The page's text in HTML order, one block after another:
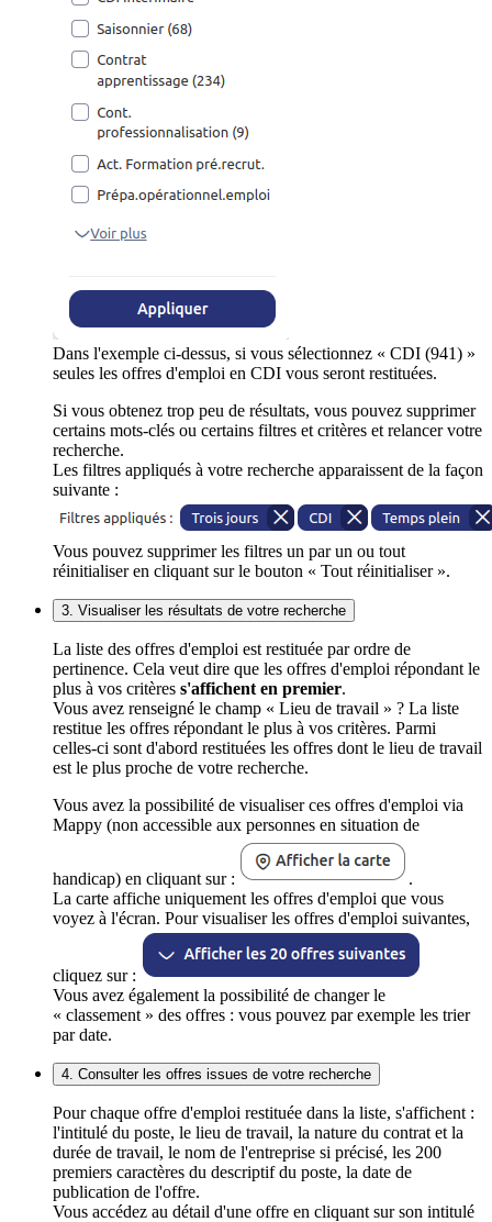
Dans l'exemple ci-dessus, si vous sélectionnez « CDI (941) »
seules les offres d'emploi en CDI vous seront restituées.
Si vous obtenez trop peu de résultats, vous pouvez supprimer
certains mots-clés ou certains filtres et critères et relancer votre
recherche.
Les filtres appliqués à votre recherche apparaissent de la façon
suivante :
Vous pouvez supprimer les filtres un par un ou tout
réinitialiser en cliquant sur le bouton « Tout réinitialiser ».
3. Visualiser les résultats de votre recherche
La liste des offres d'emploi est restituée par ordre de
pertinence. Cela veut dire que les offres d'emploi répondant le
plus à vos critères s'affichent en premier.
Vous avez renseigné le champ « Lieu de travail » ? La liste
restitue les offres répondant le plus à vos critères. Parmi
celles-ci sont d'abord restituées les offres dont le lieu de travail
est le plus proche de votre recherche.
Vous avez la possibilité de visualiser ces offres d'emploi via
Mappy (non accessible aux personnes en situation de
handicap) en cliquant sur :
.
La carte affiche uniquement les offres d'emploi que vous
voyez à l'écran. Pour visualiser les offres d'emploi suivantes,
cliquez sur :
Vous avez également la possibilité de changer le
« classement » des offres : vous pouvez par exemple les trier
par date.
4. Consulter les offres issues de votre recherche
Pour chaque offre d'emploi restituée dans la liste, s'affichent :
l'intitulé du poste, le lieu de travail, la nature du contrat et la
durée de travail, le nom de l'entreprise si précisé, les 200
premiers caractères du descriptif du poste, la date de
publication de l'offre.
Vous accédez au détail d'une offre en cliquant sur son intitulé